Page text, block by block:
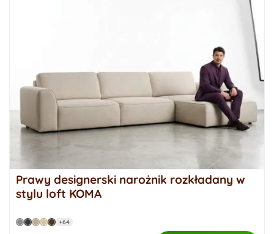
Prawy designerski narożnik rozkładany w
stylu loft KOMA
+64